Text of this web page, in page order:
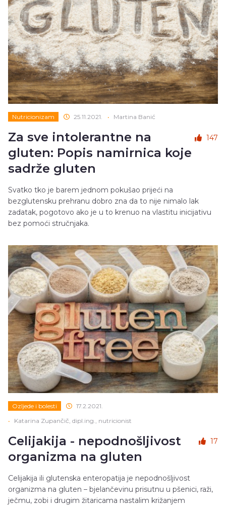
Nutricionizam 25.11.2021. • Martina Banić
Za sve intolerantne na
gluten: Popis namirnica koje
sadrže gluten
147
Svatko tko je barem jednom pokušao prijeći na
bezglutensku prehranu dobro zna da to nije nimalo lak
zadatak, pogotovo ako je u to krenuo na vlastitu inicijativu
bez pomoći stručnjaka.
Ozljede i bolesti
17.2.2021.
•
Katarina Zupančič, dipl.ing., nutricionist
Celijakija - nepodnošljivost
organizma na gluten
17
Celijakija ili glutenska enteropatija je nepodnošljivost
organizma na gluten – bjelančevinu prisutnu u pšenici, raži,
ječmu, zobi i drugim žitaricama nastalim križanjem